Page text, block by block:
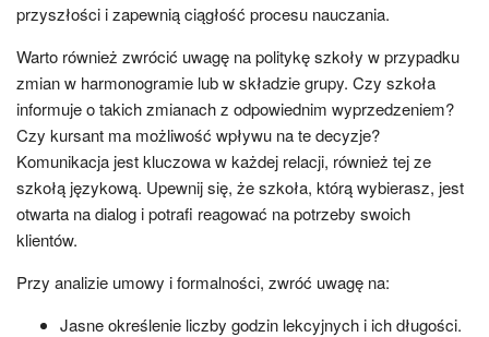
przyszłości i zapewnią ciągłość procesu nauczania.
Warto również zwrócić uwagę na politykę szkoły w przypadku
zmian w harmonogramie lub w składzie grupy. Czy szkoła
informuje o takich zmianach z odpowiednim wyprzedzeniem?
Czy kursant ma możliwość wpływu na te decyzje?
Komunikacja jest kluczowa w każdej relacji, również tej ze
szkołą językową. Upewnij się, że szkoła, którą wybierasz, jest
otwarta na dialog i potrafi reagować na potrzeby swoich
klientów.
Przy analizie umowy i formalności, zwróć uwagę na:
Jasne określenie liczby godzin lekcyjnych i ich długości.